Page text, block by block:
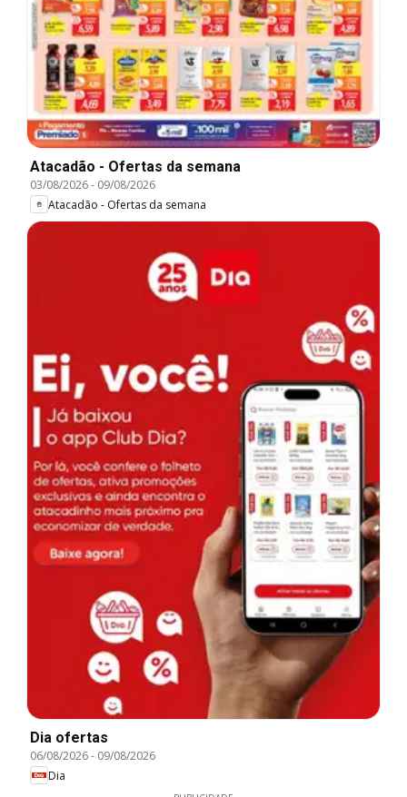
Atacadão - Ofertas da semana
03/08/2026- 09/08/2026
Atacadão - Ofertas da semana
Dia ofertas
06/08/2026- 09/08/2026
Dia